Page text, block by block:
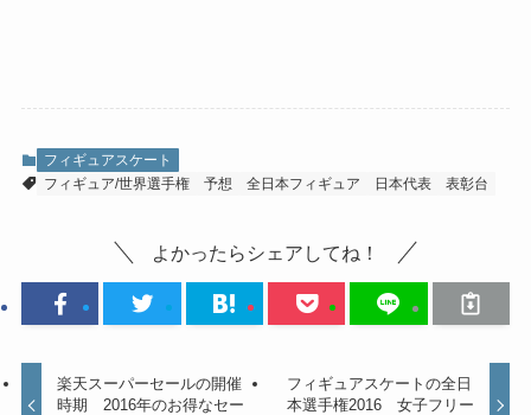
フィギュアスケート
フィギュア/世界選手権
予想 全日本フィギュア 日本代表 表彰台
よかったらシェアしてね！
楽天スーパーセールの開催
時期 2016年のお得なセー
フィギュアスケートの全日
本選手権2016 女子フリー